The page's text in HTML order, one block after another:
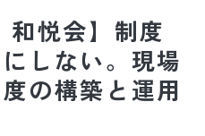
和悦会】制度
しない。現場
の構築と運用